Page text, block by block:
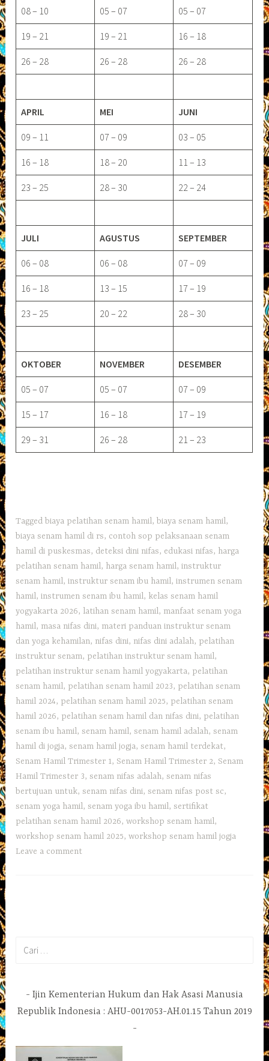
08 – 10 05 – 07 05 – 07
19 – 21 19 – 21 16 – 18
26 – 28 26 – 28 26 – 28
APRIL MEI JUNI
09 – 11 07 – 09 03 – 05
16 – 18 18 – 20 11 – 13
23 – 25 28 – 30 22 – 24
JULI AGUSTUS SEPTEMBER
06 – 08 06 – 08 07 – 09
16 – 18 13 – 15 17 – 19
23 – 25 20 – 22 28 – 30
OKTOBER NOVEMBER DESEMBER
05 – 07 05 – 07 07 – 09
15 – 17 16 – 18 17 – 19
29 – 31 26 – 28 21 – 23
Tagged biaya pelatihan senam hamil, biaya senam hamil,
biaya senam hamil di rs, contoh sop pelaksanaan senam
hamil di puskesmas, deteksi dini nifas, edukasi nifas, harga
pelatihan senam hamil, harga senam hamil,instruktur
senam hamil,instruktur senam ibu hamil,instrumen senam
hamil,instrumen senam ibu hamil, kelas senam hamil
yogyakarta 2026, latihan senam hamil, manfaat senam yoga
hamil, masa nifas dini, materi panduan instruktur senam
dan yoga kehamilan, nifas dini, nifas dini adalah, pelatihan
instruktur senam, pelatihan instruktur senam hamil,
pelatihan instruktur senam hamil yogyakarta, pelatihan
senam hamil, pelatihan senam hamil 2023, pelatihan senam
hamil 2024, pelatihan senam hamil 2025, pelatihan senam
hamil 2026, pelatihan senam hamil dan nifas dini, pelatihan
senam ibu hamil,senam hamil,senam hamil adalah,senam
hamil di jogja,senam hamil jogja,senam hamil terdekat,
Senam Hamil Trimester 1, Senam Hamil Trimester 2, Senam
Hamil Trimester 3,senam nifas adalah,senam nifas
bertujuan untuk,senam nifas dini,senam nifas post sc,
senam yoga hamil,senam yoga ibu hamil,sertifikat
pelatihan senam hamil 2026,workshop senam hamil,
workshop senam hamil 2025,workshop senam hamil jogja
Leave a comment
Ijin Kementerian Hukum dan Hak Asasi Manusia
Republik Indonesia : AHU-0017053-AH.01.15 Tahun 2019